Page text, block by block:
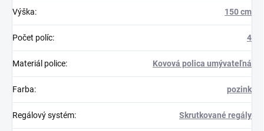
Výška: 150 cm
Počet políc: 4
Materiál police: Kovová polica umývateľná
Farba: pozink
Regálový systém: Skrutkované regály